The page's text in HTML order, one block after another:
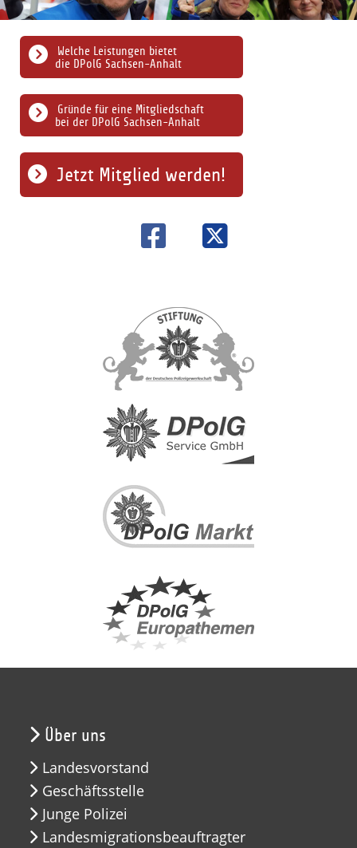
Gründe für eine Mitgliedschaft
bei der DPolG Sachsen-Anhalt
Welche Leistungen bietet
die DPolG Sachsen-Anhalt
Jetzt Mitglied werden!
Über uns
Landesvorstand
Geschäftsstelle
Junge Polizei
Landesmigrationsbeauftragter